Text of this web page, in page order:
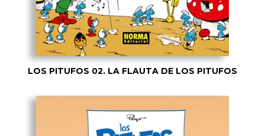
LOS PITUFOS 02. LA FLAUTA DE LOS PITUFOS